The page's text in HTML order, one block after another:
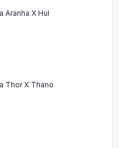
Aranha X Hul
Thor X Thano